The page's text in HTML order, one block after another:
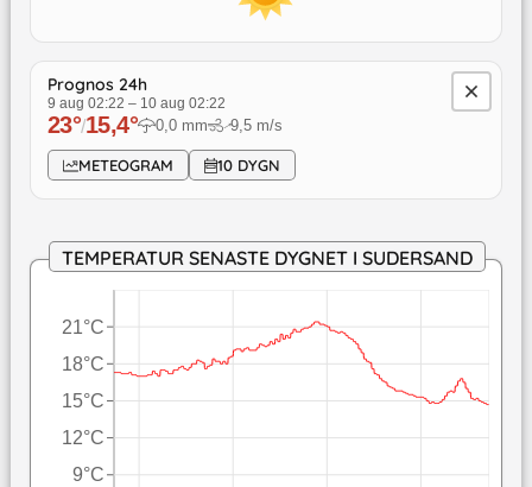
Prognos 24h
9 aug 02:22 – 10 aug 02:22
23°/15,4° 0,0 mm ↓9,5 m/s
METEOGRAM 10 DYGN
TEMPERATUR SENASTE DYGNET I SUDERSAND
9°C
12°C
15°C
18°C
21°C